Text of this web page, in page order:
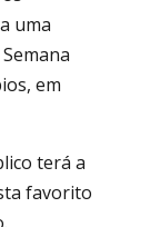
uma
em
terá a
favorito